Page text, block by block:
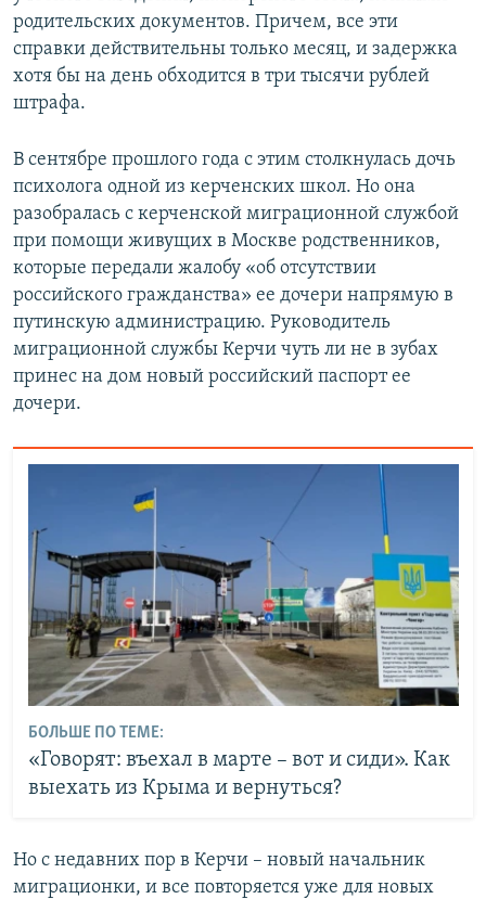
родительских документов. Причем, все эти
справки действительны только месяц, и задержка
хотя бы на день обходится в три тысячи рублей
штрафа.
В сентябре прошлого года с этим столкнулась дочь
психолога одной из керченских школ. Но она
разобралась с керченской миграционной службой
при помощи живущих в Москве родственников,
которые передали жалобу «об отсутствии
российского гражданства» ее дочери напрямую в
путинскую администрацию. Руководитель
миграционной службы Керчи чуть ли не в зубах
принес на дом новый российский паспорт ее
дочери.
БОЛЬШЕ ПО ТЕМЕ:
«Говорят: въехал в марте – вот и сиди». Как
выехать из Крыма и вернуться?
Но с недавних пор в Керчи – новый начальник
миграционки, и все повторяется уже для новых